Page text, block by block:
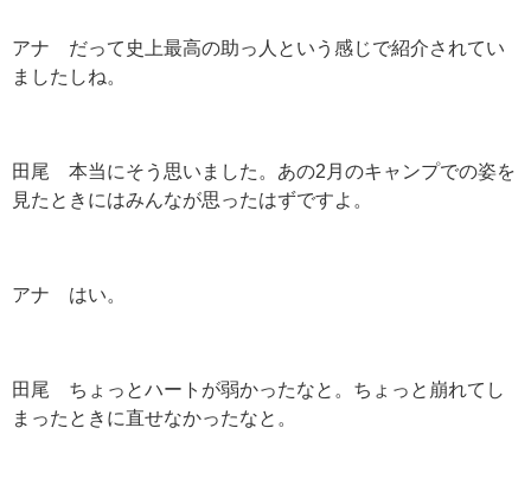
アナ だって史上最高の助っ人という感じで紹介されてい
ましたしね。
田尾 本当にそう思いました。あの2月のキャンプでの姿を
見たときにはみんなが思ったはずですよ。
アナ はい。
田尾 ちょっとハートが弱かったなと。ちょっと崩れてし
まったときに直せなかったなと。